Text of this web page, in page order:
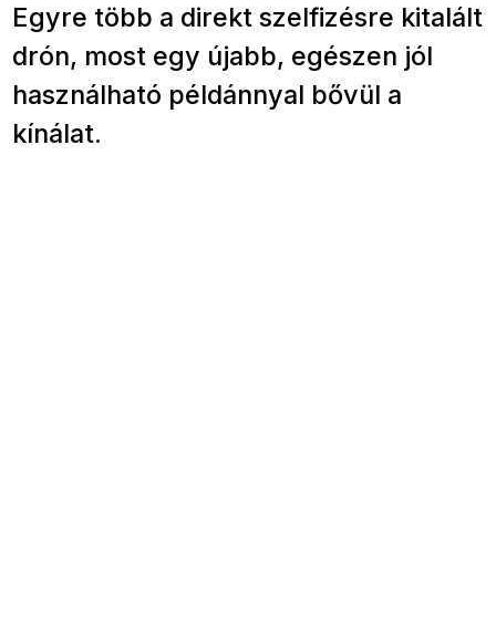
Egyre több a direkt szelfizésre kitalált
drón, most egy újabb, egészen jól
használható példánnyal bővül a
kínálat.